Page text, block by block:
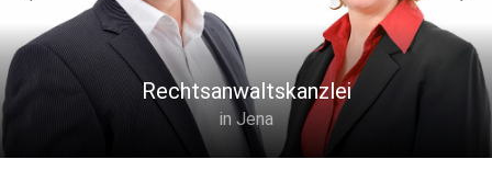
Rechtsanwaltskanzlei
in Jena